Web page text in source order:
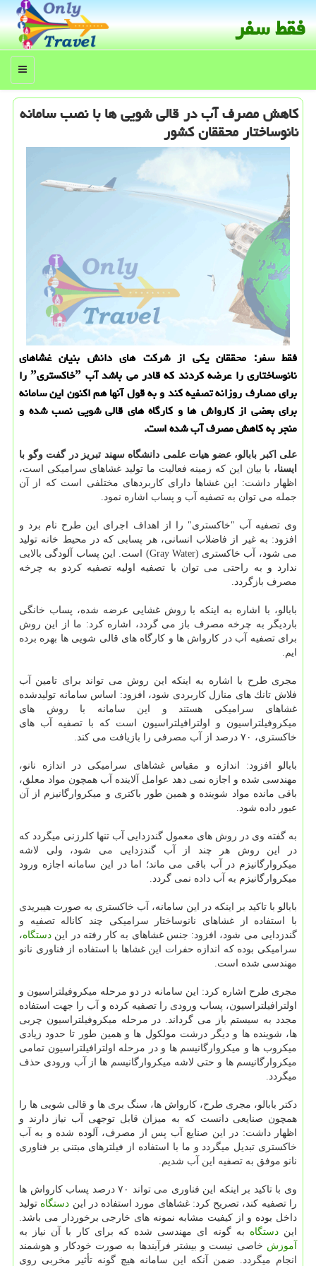
فقط سفر
منو
كاهش مصرف آب در قالی شویی ها با نصب سامانه
نانوساختار محققان كشور
فقط سفر: محققان یكی از شركت های دانش بنیان غشاهای
نانوساختاری را عرضه كردند كه قادر می باشد آب ˮخاكستریˮ را
برای مصارف روزانه تصفیه كند و به قول آنها هم اكنون این سامانه
برای بعضی از كارواش ها و كارگاه های قالی شویی نصب شده و
منجر به كاهش مصرف آب شده است.
علی اكبر بابالو، عضو هیات علمی دانشگاه سهند تبریز در گفت وگو با
ایسنا، با بیان این كه زمینه فعالیت ما تولید غشاهای سرامیكی است،
اظهار داشت: این غشاها دارای كاربردهای مختلفی است كه از آن
جمله می توان به تصفیه آب و پساب اشاره نمود.
وی تصفیه آب "خاكستری" را از اهداف اجرای این طرح نام برد و
افزود: به غیر از فاضلاب انسانی، هر پسابی كه در محیط خانه تولید
می شود، آب خاكستری (Gray Water) است. این پساب آلودگی بالایی
ندارد و به راحتی می توان با تصفیه اولیه تصفیه كردو به چرخه
مصرف بازگردد.
بابالو، با اشاره به اینكه با روش غشایی عرضه شده، پساب خانگی
باردیگر به چرخه مصرف باز می گردد، اشاره كرد: ما از این روش
برای تصفیه آب در كارواش ها و كارگاه های قالی شویی ها بهره برده
ایم.
مجری طرح با اشاره به اینكه این روش می تواند برای تامین آب
فلاش تانك های منازل كاربردی شود، افزود: اساس سامانه تولیدشده
غشاهای سرامیكی هستند و این سامانه با روش های
میكروفیلتراسیون و اولترافیلتراسیون است كه با تصفیه آب های
خاكستری، ۷۰ درصد از آب مصرفی را بازیافت می كند.
بابالو افزود: اندازه و مقیاس غشاهای سرامیكی در اندازه نانو،
مهندسی شده و اجازه نمی دهد عوامل آلاینده آب همچون مواد معلق،
باقی مانده مواد شوینده و همین طور باكتری و میكروارگانیزم از آن
عبور داده شود.
به گفته وی در روش های معمول گندزدایی آب تنها كلرزنی میگردد كه
در این روش هر چند از آب گندزدایی می شود، ولی لاشه
میكروارگانیزم در آب باقی می ماند؛ اما در این سامانه اجازه ورود
میكروارگانیزم به آب داده نمی گردد.
بابالو با تاكید بر اینكه در این سامانه، آب خاكستری به صورت هیبریدی
با استفاده از غشاهای نانوساختار سرامیكی چند كاناله تصفیه و
گندزدایی می شود، افزود: جنس غشاهای به كار رفته در این دستگاه،
سرامیكی بوده كه اندازه حفرات این غشاها با استفاده از فناوری نانو
مهندسی شده است.
مجری طرح اشاره كرد: این سامانه در دو مرحله میكروفیلتراسیون و
اولترافیلتراسیون، پساب ورودی را تصفیه كرده و آب را جهت استفاده
مجدد به سیستم باز می گرداند. در مرحله میكروفیلتراسیون چربی
ها، شوینده ها و دیگر درشت مولكول ها و همین طور تا حدود زیادی
میكروب ها و میكروارگانیسم ها و در مرحله اولترافیلتراسیون تمامی
میكروارگانیسم ها و حتی لاشه میكروارگانیسم ها از آب ورودی حذف
میگردد.
دكتر بابالو، مجری طرح، كارواش ها، سنگ بری ها و قالی شویی ها را
همچون صنایعی دانست كه به میزان قابل توجهی آب نیاز دارند و
اظهار داشت: در این صنایع آب پس از مصرف، آلوده شده و به آب
خاكستری تبدیل میگردد و ما با استفاده از فیلترهای مبتنی بر فناوری
نانو موفق به تصفیه این آب شدیم.
وی با تاكید بر اینكه این فناوری می تواند ۷۰ درصد پساب كارواش ها
را تصفیه كند، تصریح كرد: غشاهای مورد استفاده در این دستگاه تولید
داخل بوده و از كیفیت مشابه نمونه های خارجی برخوردار می باشد.
ایندستگاه به گونه ای مهندسی شده كه برای كار با آن نیاز به
آموزش خاصی نیست و بیشتر فرآیندها به صورت خودكار و هوشمند
انجام میگردد. ضمن آنكه این سامانه هیچ گونه تأثیر مخربی روی